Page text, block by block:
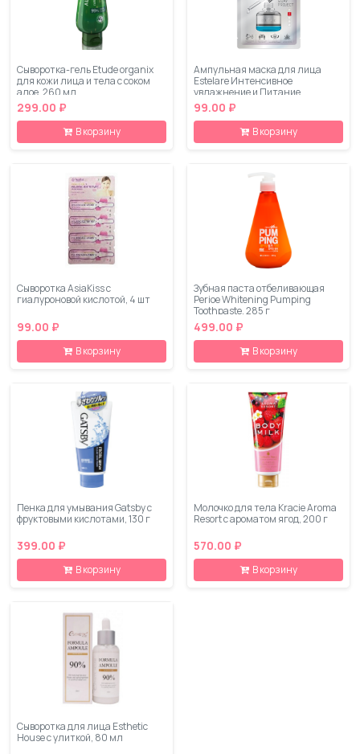
Сыворотка-гель Etude organix
для кожи лица и тела с соком
алое, 260 мл
299.00 ₽
В корзину
Ампульная маска для лица
Estelare Интенсивное
увлажнение и Питание
99.00 ₽
В корзину
Сыворотка AsiaKiss с
гиалуроновой кислотой, 4 шт
99.00 ₽
В корзину
Зубная паста отбеливающая
Perioe Whitening Pumping
Toothpaste, 285 г
499.00 ₽
В корзину
Пенка для умывания Gatsby с
фруктовыми кислотами, 130 г
399.00 ₽
В корзину
Молочко для тела Kracie Aroma
Resort с ароматом ягод, 200 г
570.00 ₽
В корзину
Сыворотка для лица Esthetic
House с улиткой, 80 мл